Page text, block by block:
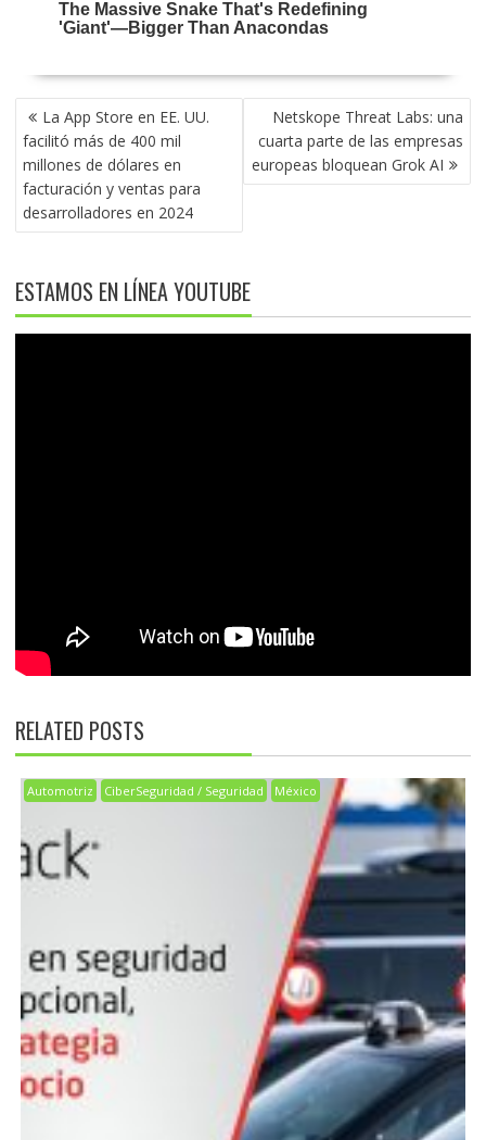
NAVEGACIÓN
DE
ENTRADAS
La App Store en EE. UU.
facilitó más de 400 mil
millones de dólares en
facturación y ventas para
desarrolladores en 2024
Netskope Threat Labs: una
cuarta parte de las empresas
europeas bloquean Grok AI
ESTAMOS EN LÍNEA YOUTUBE
RELATED POSTS
Automotriz CiberSeguridad / Seguridad México